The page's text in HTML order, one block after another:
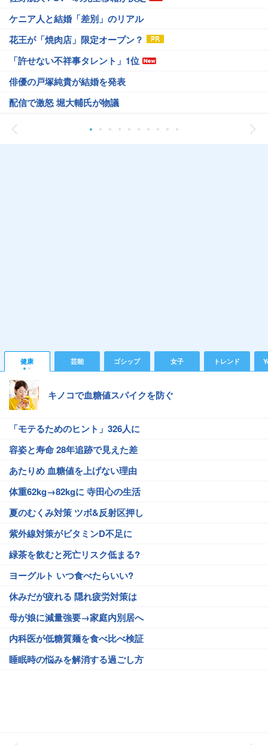
ケニア人と結婚「差別」のリアル
花王が「焼肉店」限定オープン？
「許せない不祥事タレント」1位
俳優の戸塚純貴が結婚を発表
配信で激怒 堀大輔氏が物議
健康 芸能 ゴシップ 女子 トレンド
キノコで血糖値スパイクを防ぐ
「モテるためのヒント」326人に
容姿と寿命 28年追跡で見えた差
あたりめ 血糖値を上げない理由
体重62kg→82kgに 寺田心の生活
夏のむくみ対策 ツボ&反射区押し
紫外線対策がビタミンD不足に
緑茶を飲むと死亡リスク低まる?
ヨーグルト いつ食べたらいい?
休みだが疲れる 隠れ疲労対策は
母が娘に減量強要→家庭内別居へ
内科医が低糖質麺を食べ比べ検証
睡眠時の悩みを解消する過ごし方